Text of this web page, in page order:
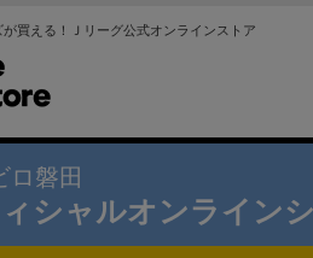
買える！Ｊリーグ公式オンラインストア
ロ磐田
シャルオンライン